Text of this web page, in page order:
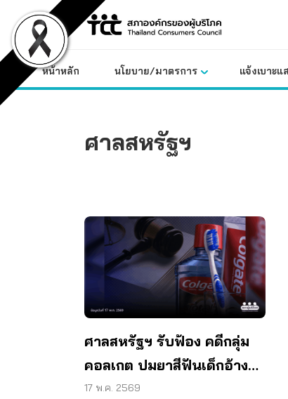
content
หน้าหลัก นโยบาย/มาตรการ แจ้งเบาะ
ศาลสหรัฐฯ
ศาลสหรัฐฯ รับฟ้อง คดีกลุ่ม
คอลเกต ปมยาสีฟันเด็กอ้าง
ปลอดภัย
17 พ.ค. 2569